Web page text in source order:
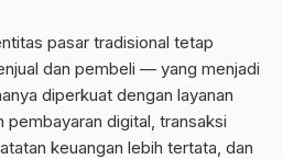
pasar tradisional tetap
dan pembeli — yang menjadi
diperkuat dengan layanan
digital, transaksi
keuangan lebih tertata, dan